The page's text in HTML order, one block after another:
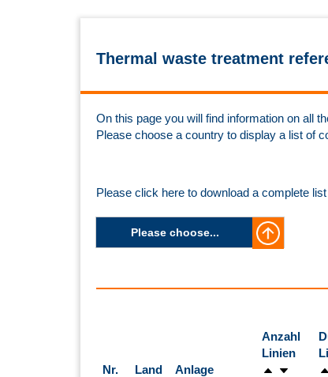
Thermal waste treatment
On this page you will find information on all
Please choose a country to display a list of
Please click here to download a complete
Please choose...
Nr. Land Anlage
Anzahl
Linien